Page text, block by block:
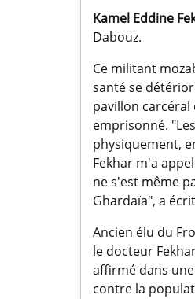
Kamel Eddine
Dabouz.
Ce militant
santé se
pavillon carcéral
emprisonné.
physiquement,
Fekhar m'a
ne s'est même
Ghardaïa", a
Ancien élu du
le docteur
affirmé dans
contre la